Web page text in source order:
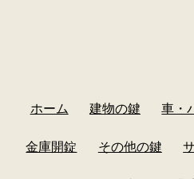
ホーム 建物の鍵 車・
金庫開錠 その他の鍵